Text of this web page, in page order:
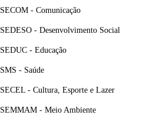
SECOM - Comunicação
SEDESO - Desenvolvimento Social
SEDUC - Educação
SMS - Saúde
SECEL - Cultura, Esporte e Lazer
SEMMAM - Meio Ambiente